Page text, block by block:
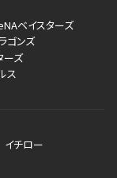
ベイスターズ
ゴンズ
ーズ
ス
イチロー